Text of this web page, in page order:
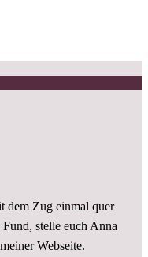
dem Zug einmal quer
stelle euch Anna
Webseite.